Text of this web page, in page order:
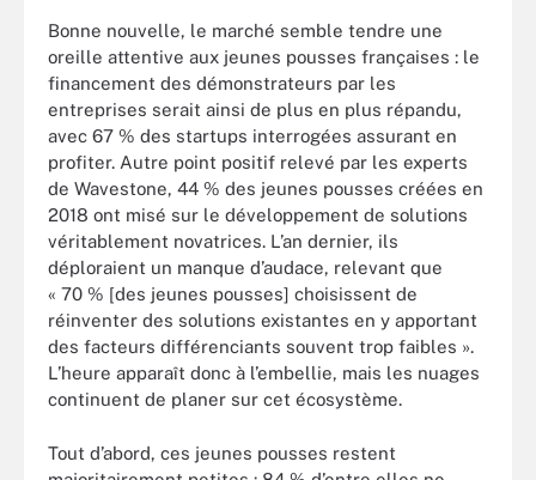
Bonne nouvelle, le marché semble tendre une
oreille attentive aux jeunes pousses françaises : le
financement des démonstrateurs par les
entreprises serait ainsi de plus en plus répandu,
avec 67 % des startups interrogées assurant en
profiter. Autre point positif relevé par les experts
de Wavestone, 44 % des jeunes pousses créées en
2018 ont misé sur le développement de solutions
véritablement novatrices. L’an dernier, ils
déploraient un manque d’audace, relevant que
« 70 % [des jeunes pousses] choisissent de
réinventer des solutions existantes en y apportant
des facteurs différenciants souvent trop faibles ».
L’heure apparaît donc à l’embellie, mais les nuages
continuent de planer sur cet écosystème.
Tout d’abord, ces jeunes pousses restent